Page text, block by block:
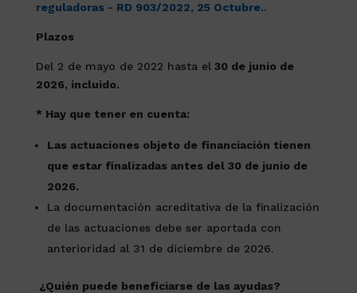
reguladoras - RD 903/2022, 25 Octubre..
Plazos
Del 2 de mayo de 2022 hasta el 30 de junio de
2026, incluido.
* Hay que tener en cuenta:
Las actuaciones objeto de financiación tienen
que estar finalizadas antes del 30 de junio de
2026.
La documentación acreditativa de la finalización
de las actuaciones debe ser aportada con
anterioridad al 31 de diciembre de 2026.
¿Quién puede beneficiarse de las ayudas?